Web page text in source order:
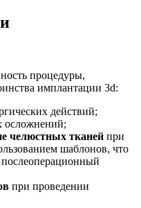
процедуры,
имплантации 3d:
действий;
осложнений;
челюстных тканей при
шаблонов, что
при проведении